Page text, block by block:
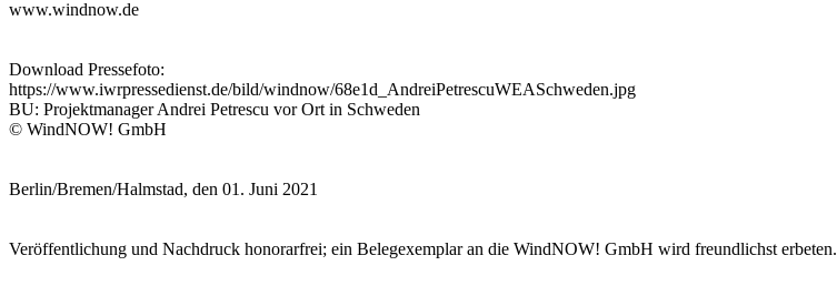
www.windnow.de
Download Pressefoto:
https://www.iwrpressedienst.de/bild/windnow/68e1d_AndreiPetrescuWEASchweden.jpg
BU: Projektmanager Andrei Petrescu vor Ort in Schweden
© WindNOW! GmbH
Berlin/Bremen/Halmstad, den 01. Juni 2021
Veröffentlichung und Nachdruck honorarfrei; ein Belegexemplar an die WindNOW! GmbH wird freundlichst erbeten.